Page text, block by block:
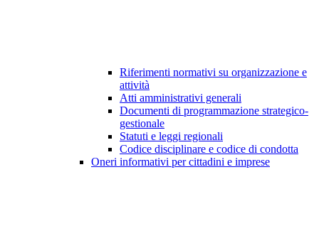
Riferimenti normativi su organizzazione e
attività
Atti amministrativi generali
Documenti di programmazione strategico-
gestionale
Statuti e leggi regionali
Codice disciplinare e codice di condotta
Oneri informativi per cittadini e imprese